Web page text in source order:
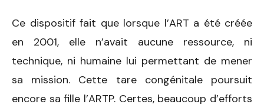
Ce dispositif fait que lorsque l’ART a été créée
en 2001, elle n’avait aucune ressource, ni
technique, ni humaine lui permettant de mener
sa mission. Cette tare congénitale poursuit
encore sa fille l’ARTP. Certes, beaucoup d’efforts